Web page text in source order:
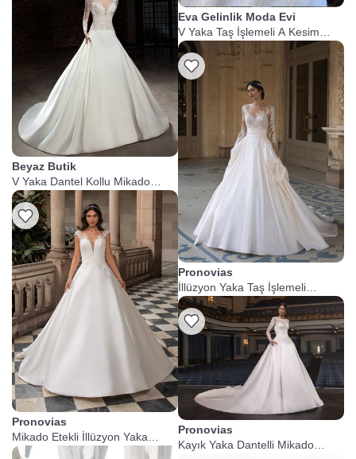
Beyaz Butik
V Yaka Dantel Kollu Mikado
Gelinlik
Pronovias
Mikado Etekli İllüzyon Yaka
Prenses Gelinlik
Eva Gelinlik Moda Evi
V Yaka Taş İşlemeli A Kesim
Gelinlik
Pronovias
İllüzyon Yaka Taş İşlemeli
Prenses Gelinlik
Pronovias
Kayık Yaka Dantelli Mikado